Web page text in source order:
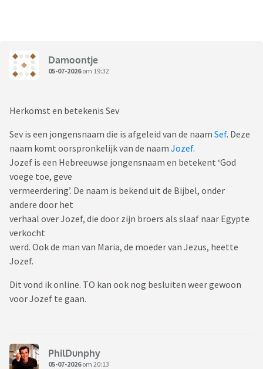
Damoontje
05-07-2026om 19:32
Herkomst en betekenis Sev
Sev is een jongensnaam die is afgeleid van de naam Sef. Deze
naam komt oorspronkelijk van de naam Jozef.
Jozef is een Hebreeuwse jongensnaam en betekent ‘God
voege toe, geve
vermeerdering’. De naam is bekend uit de Bijbel, onder
andere door het
verhaal over Jozef, die door zijn broers als slaaf naar Egypte
verkocht
werd. Ook de man van Maria, de moeder van Jezus, heette
Jozef.
Dit vond ik online. TO kan ook nog besluiten weer gewoon
voor Jozef te gaan.
PhilDunphy
05-07-2026om 20:13